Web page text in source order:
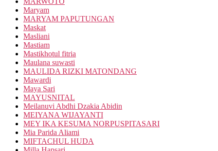
Maryam
MARYAM PAPUTUNGAN
Maskat
Masliani
Mastiam
Mastikhotul fitria
Maulana suwasti
MAULIDA RIZKI MATONDANG
Mawardi
Maya Sari
MAYUSNITAL
Meilanuvi Abdhi Dzakia Abidin
MEIYANA WIJAYANTI
MEY IKA KESUMA NORPUSPITASARI
Mia Parida Aliami
MIFTACHUL HUDA